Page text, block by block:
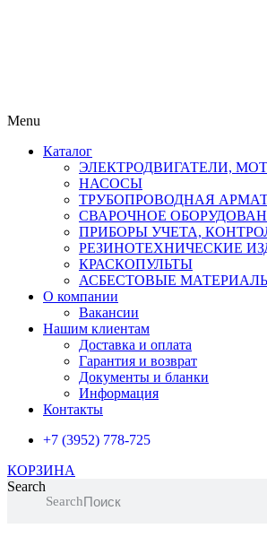
Menu
Каталог
ЭЛЕКТРОДВИГАТЕЛИ,
НАСОСЫ
ТРУБОПРОВОДНАЯ
СВАРОЧНОЕ
ПРИБОРЫ УЧЕТА,
РЕЗИНОТЕХНИЧЕСКИЕ
КРАСКОПУЛЬТЫ
АСБЕСТОВЫЕ
О компании
Вакансии
Нашим клиентам
Доставка и оплата
Гарантия и возврат
Документы и бланки
Информация
Контакты
+7 (3952) 778-725
КОРЗИНА
Search
Search